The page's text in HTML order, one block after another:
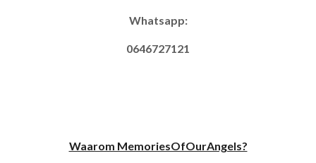
Whatsapp:
0646727121
Waarom MemoriesOfOurAngels?